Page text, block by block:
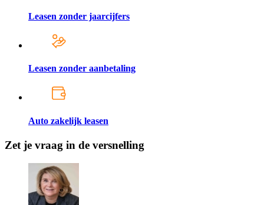
Leasen zonder jaarcijfers
Leasen zonder aanbetaling
Auto zakelijk leasen
Zet je vraag in de versnelling